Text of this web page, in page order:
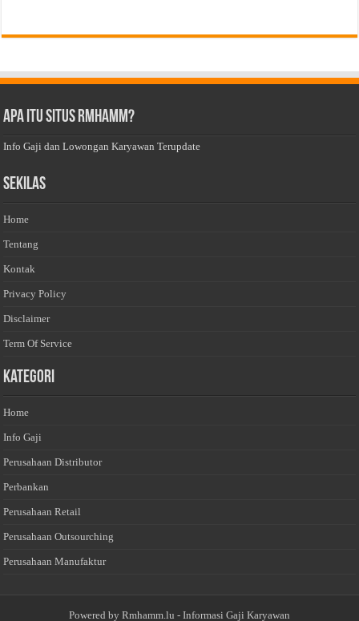
Apa Itu Situs Rmhamm?
Info Gaji dan Lowongan Karyawan Terupdate
Sekilas
Home
Tentang
Kontak
Privacy Policy
Disclaimer
Term Of Service
Kategori
Home
Info Gaji
Perusahaan Distributor
Perbankan
Perusahaan Retail
Perusahaan Outsourching
Perusahaan Manufaktur
Powered by Rmhamm.lu - Informasi Gaji Karyawan